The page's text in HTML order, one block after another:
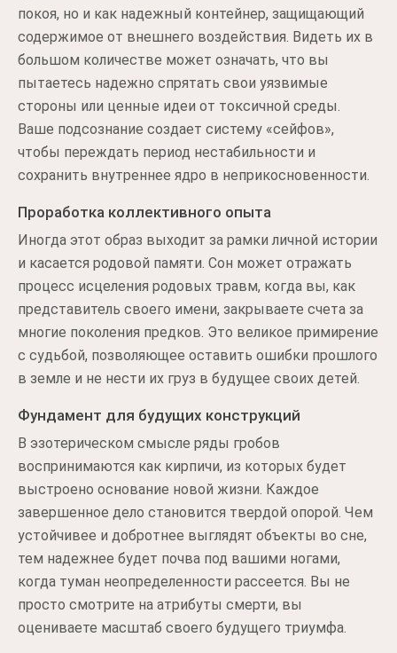
покоя, но и как надежный контейнер, защищающий
содержимое от внешнего воздействия. Видеть их в
большом количестве может означать, что вы
пытаетесь надежно спрятать свои уязвимые
стороны или ценные идеи от токсичной среды.
Ваше подсознание создает систему «сейфов»,
чтобы переждать период нестабильности и
сохранить внутреннее ядро в неприкосновенности.
Проработка коллективного опыта
Иногда этот образ выходит за рамки личной истории
и касается родовой памяти. Сон может отражать
процесс исцеления родовых травм, когда вы, как
представитель своего имени, закрываете счета за
многие поколения предков. Это великое примирение
с судьбой, позволяющее оставить ошибки прошлого
в земле и не нести их груз в будущее своих детей.
Фундамент для будущих конструкций
В эзотерическом смысле ряды гробов
воспринимаются как кирпичи, из которых будет
выстроено основание новой жизни. Каждое
завершенное дело становится твердой опорой. Чем
устойчивее и добротнее выглядят объекты во сне,
тем надежнее будет почва под вашими ногами,
когда туман неопределенности рассеется. Вы не
просто смотрите на атрибуты смерти, вы
оцениваете масштаб своего будущего триумфа.